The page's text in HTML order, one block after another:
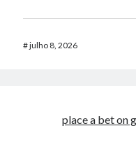
#julho 8, 2026
place a bet on